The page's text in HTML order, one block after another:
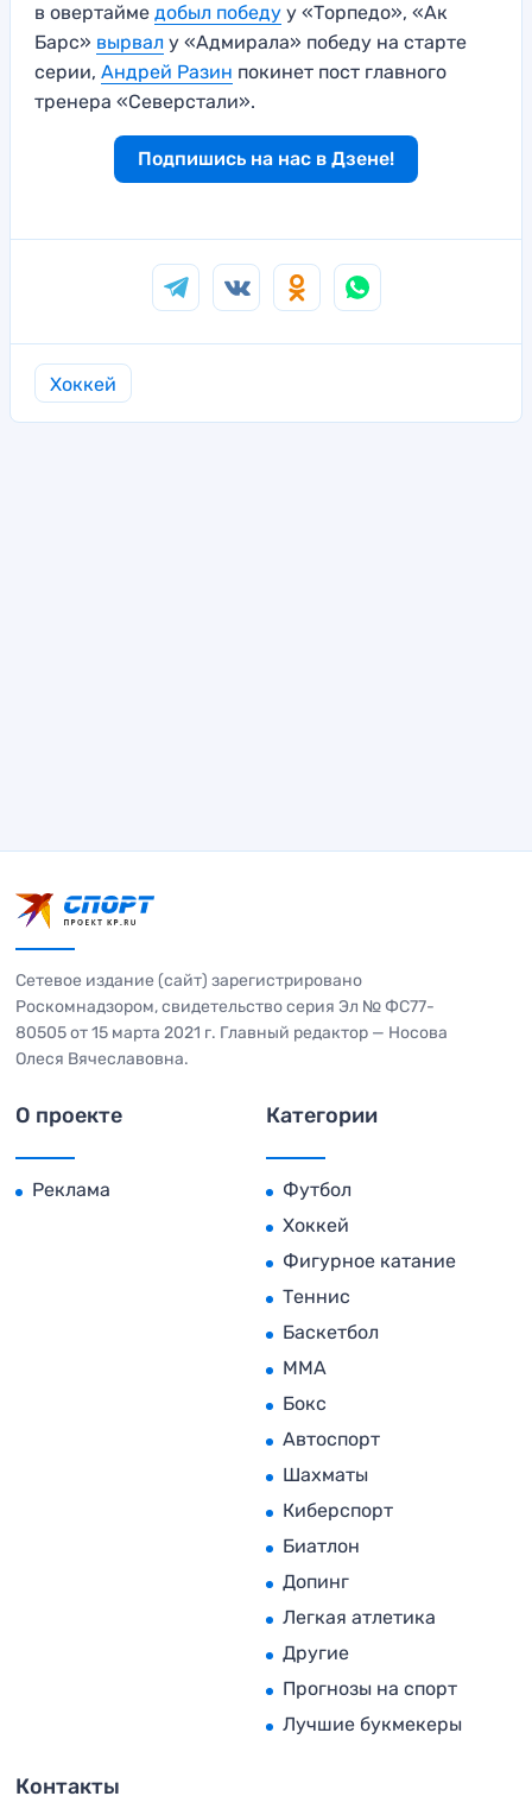
в овертайме добыл победу у «Торпедо», «Ак
Барс» вырвал у «Адмирала» победу на старте
серии, Андрей Разин покинет пост главного
тренера «Северстали».
Подпишись на нас в Дзене!
Хоккей
Сетевое издание (сайт) зарегистрировано
Роскомнадзором, свидетельство серия Эл № ФС77-
80505 от 15 марта 2021 г. Главный редактор — Носова
Олеся Вячеславовна.
О проекте
Реклама
Категории
Футбол
Хоккей
Фигурное катание
Теннис
Баскетбол
MMA
Бокс
Автоспорт
Шахматы
Киберспорт
Биатлон
Допинг
Легкая атлетика
Другие
Прогнозы на спорт
Лучшие букмекеры
Контакты